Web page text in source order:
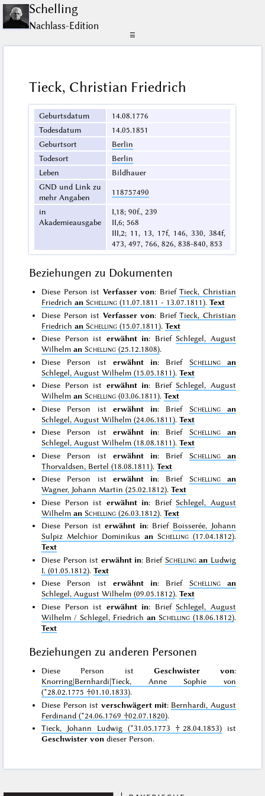
Schelling
Nachlass-Edition
☰
Tieck, Christian Friedrich
Geburtsdatum
14.08.1776
Todesdatum
14.05.1851
Geburtsort
Berlin
Todesort
Berlin
Leben
Bildhauer
GND und Link zu
mehr Angaben
118757490
in
Akademieausgabe
I,18; 90f., 239
II,6; 568
III,2; 11, 13, 17f, 146, 330, 384f,
473, 497, 766, 826, 838-840, 853
Beziehungen zu Dokumenten
Diese Person ist Verfasser von: BriefTieck, Christian
Friedrichan Schelling (11.07.1811 - 13.07.1811).Text
Diese Person ist Verfasser von: BriefTieck, Christian
Friedrichan Schelling (15.07.1811).Text
Diese Person ist erwähnt in: BriefSchlegel, August
Wilhelman Schelling (25.12.1808).
Diese Person ist erwähnt in: Brief Schelling
an
Schlegel, August Wilhelm (15.05.1811).Text
Diese Person ist erwähnt in: BriefSchlegel, August
Wilhelman Schelling (03.06.1811).Text
Diese Person ist erwähnt in: Brief Schelling
an
Schlegel, August Wilhelm (24.06.1811).Text
Diese Person ist erwähnt in: Brief Schelling
an
Schlegel, August Wilhelm (18.08.1811).Text
Diese Person ist erwähnt in: Brief Schelling
an
Thorvaldsen, Bertel (18.08.1811).Text
Diese Person ist erwähnt in: Brief Schelling
an
Wagner, Johann Martin (25.02.1812).Text
Diese Person ist erwähnt in: Brief Schlegel, August
Wilhelman Schelling (26.03.1812).Text
Diese Person isterwähnt in: Brief Boisserée, Johann
Sulpiz Melchior Dominikus an Schelling(17.04.1812).
Text
Diese Person ist erwähnt in: Brief Schelling an Ludwig
I. (01.05.1812).Text
Diese Person ist erwähnt in: Brief Schelling
an
Schlegel, August Wilhelm (09.05.1812).Text
Diese Person ist erwähnt in: Brief Schlegel, August
Wilhelm / Schlegel, Friedrich an Schelling(18.06.1812).
Text
Beziehungen zu anderen Personen
Diese Person ist Geschwister von:
Knorring|Bernhardi|Tieck, Anne Sophie von
(*28.02.1775 †01.10.1833).
Diese Person ist verschwägert mit: Bernhardi, August
Ferdinand (*24.06.1769 †02.07.1820).
Tieck, Johann Ludwig (*31.05.1773 †28.04.1853) ist
Geschwister von dieser Person.